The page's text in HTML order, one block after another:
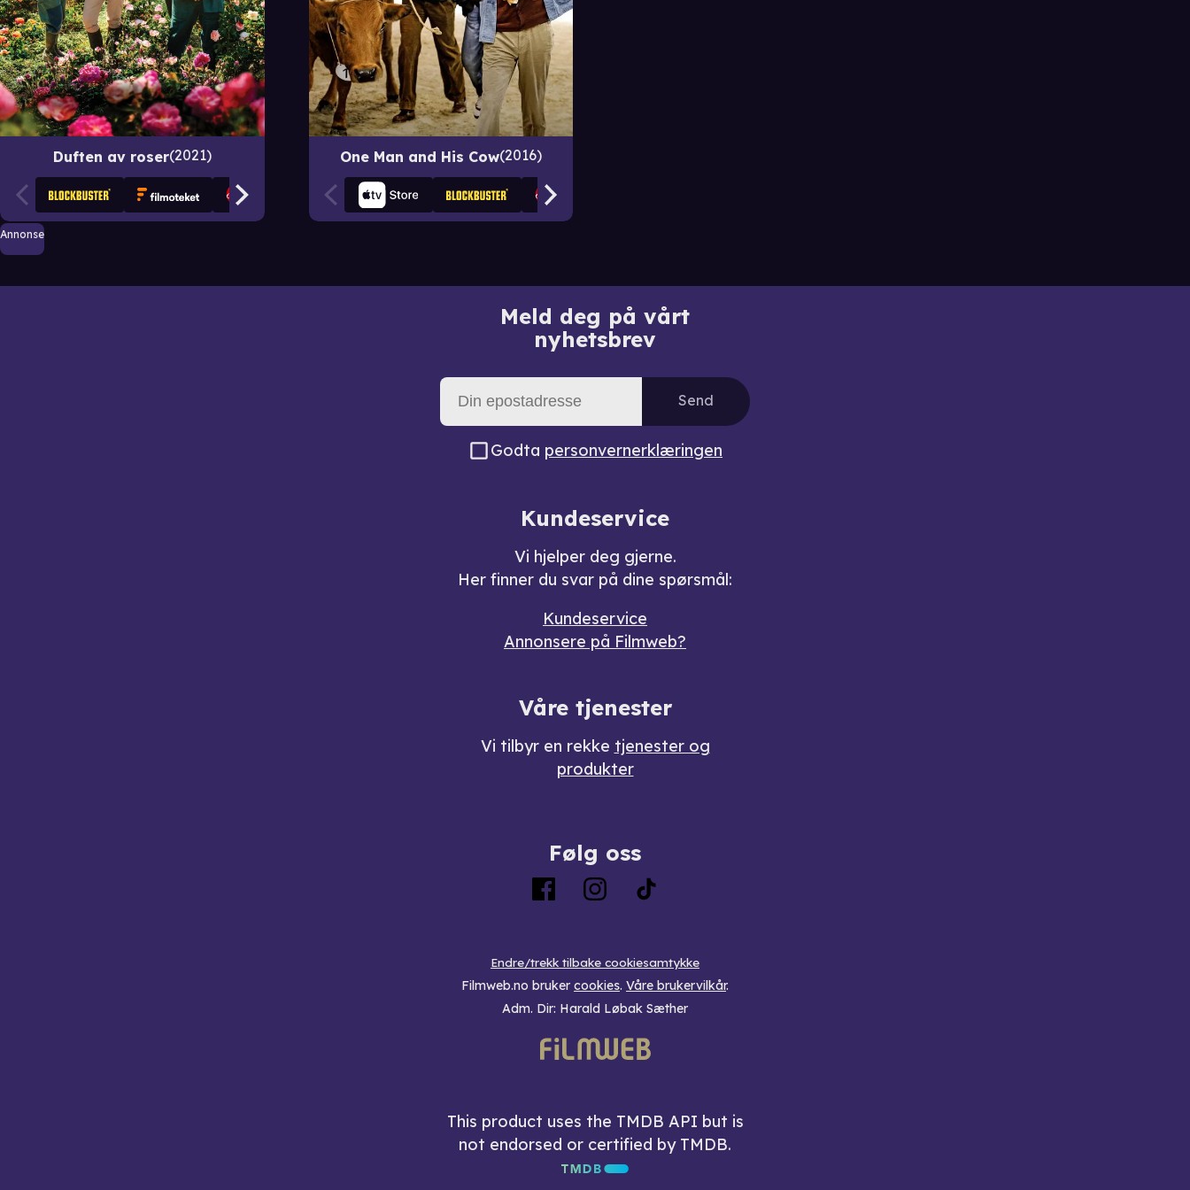
Duften av roser 2021 One Man and His Cow 2016
Annonse
Meld deg på vårt
nyhetsbrev
Send
Godta personvernerklæringen
Kundeservice
Vi hjelper deg gjerne.
Her finner du svar på dine spørsmål:
Kundeservice
Annonsere på Filmweb?
Våre tjenester
Vi tilbyr en rekke tjenester og
produkter
Følg oss
Endre/trekk tilbake cookiesamtykke
Filmweb.no bruker cookies. Våre brukervilkår.
Adm. Dir: Harald Løbak Sæther
This product uses the TMDB API but is
not endorsed or certified by TMDB.